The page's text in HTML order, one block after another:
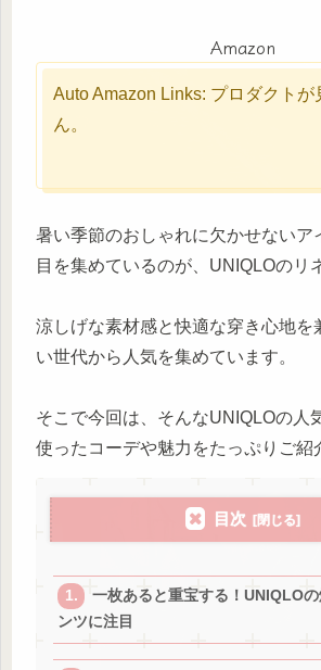
Amazon
Auto Amazon Links: プロダクトが
ん。
暑い季節のおしゃれに欠かせないア
目を集めているのが、UNIQLOのリ
涼しげな素材感と快適な穿き心地を
い世代から人気を集めています。
そこで今回は、そんなUNIQLOの人
使ったコーデや魅力をたっぷりご紹
目次
一枚あると重宝する！UNIQLO
ンツに注目